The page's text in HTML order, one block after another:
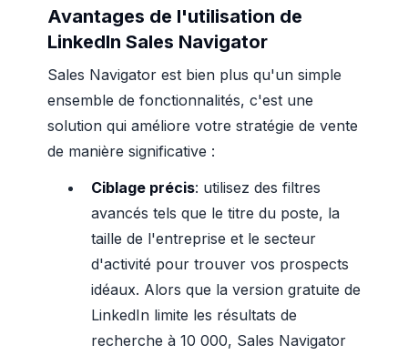
Avantages de l'utilisation de
LinkedIn Sales Navigator
Sales Navigator est bien plus qu'un simple
ensemble de fonctionnalités, c'est une
solution qui améliore votre stratégie de vente
de manière significative :
Ciblage précis: utilisez des filtres
avancés tels que le titre du poste, la
taille de l'entreprise et le secteur
d'activité pour trouver vos prospects
idéaux. Alors que la version gratuite de
LinkedIn limite les résultats de
recherche à 10 000, Sales Navigator